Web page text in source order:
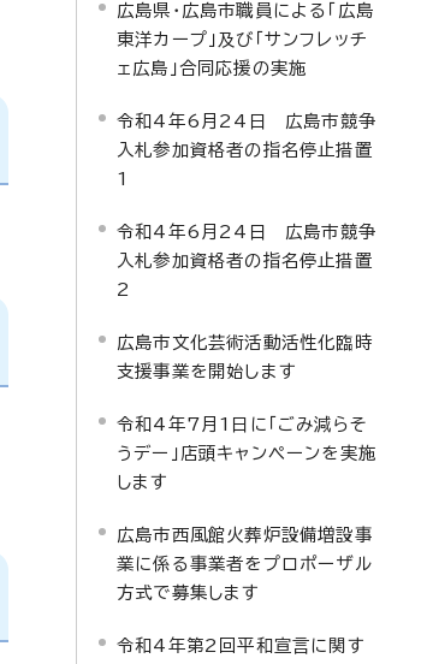
広島県・広島市職員による「広島
東洋カープ」及び「サンフレッチ
ェ広島」合同応援の実施
令和4年6月24日 広島市競争
入札参加資格者の指名停止措置
1
令和4年6月24日 広島市競争
入札参加資格者の指名停止措置
2
広島市文化芸術活動活性化臨時
支援事業を開始します
令和4年7月1日に「ごみ減らそ
うデー」店頭キャンペーンを実施
します
広島市西風館火葬炉設備増設事
業に係る事業者をプロポーザル
方式で募集します
令和4年第2回平和宣言に関す